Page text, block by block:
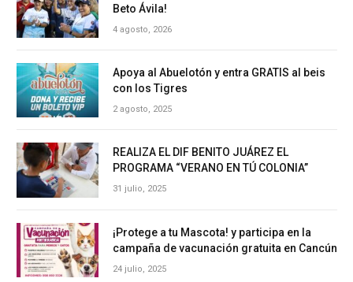
Beto Ávila!
4 agosto, 2026
Apoya al Abuelotón y entra GRATIS al beis
con los Tigres
2 agosto, 2025
REALIZA EL DIF BENITO JUÁREZ EL
PROGRAMA “VERANO EN TÚ COLONIA”
31 julio, 2025
¡Protege a tu Mascota! y participa en la
campaña de vacunación gratuita en Cancún
24 julio, 2025